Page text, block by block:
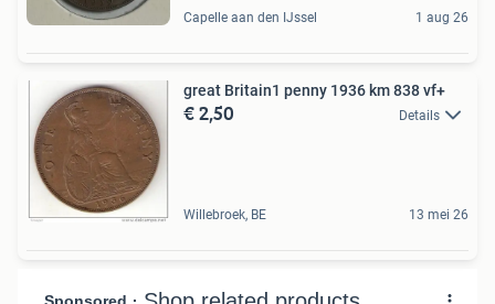
Capelle aan den IJssel 1 aug 26
great Britain1 penny 1936 km 838 vf+
€ 2,50 Details
Willebroek, BE 13 mei 26